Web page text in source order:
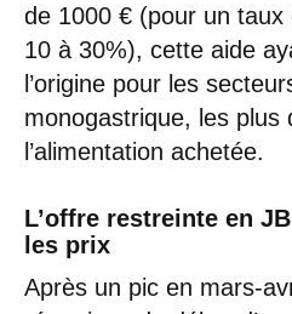
de 1000 € (pour un taux
10 à 30%), cette aide
l’origine pour les
monogastrique, les plus
l’alimentation achetée.
L’offre restreinte en
les prix
Après un pic en mars-